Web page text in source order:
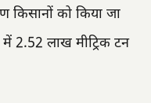
किसानों को किया जा
में 2.52 लाख मीट्रिक टन